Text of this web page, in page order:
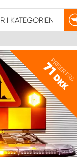
I KATEGORIEN
PRISER FRA
71
DKK